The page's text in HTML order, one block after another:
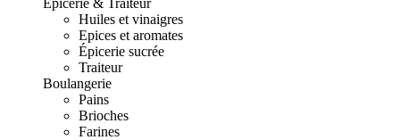
Épicerie & Traiteur
Huiles et vinaigres
Epices et aromates
Épicerie sucrée
Traiteur
Boulangerie
Pains
Brioches
Farines